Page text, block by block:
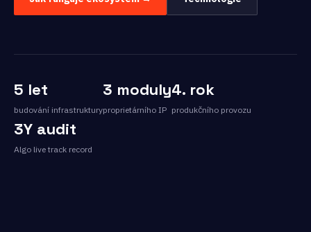
5 let
budování infrastruktury
3 moduly
proprietárního IP
4. rok
produkčního provozu
3Y audit
Algo live track record